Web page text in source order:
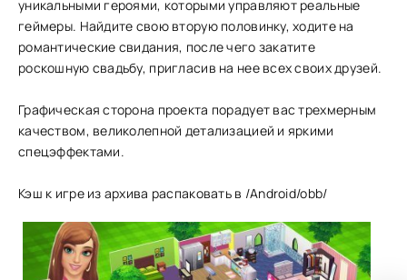
уникальными героями, которыми управляют реальные
геймеры. Найдите свою вторую половинку, ходите на
романтические свидания, после чего закатите
роскошную свадьбу, пригласив на нее всех своих друзей.
Графическая сторона проекта порадует вас трехмерным
качеством, великолепной детализацией и яркими
спецэффектами.
Кэш к игре из архива распаковать в /Android/obb/